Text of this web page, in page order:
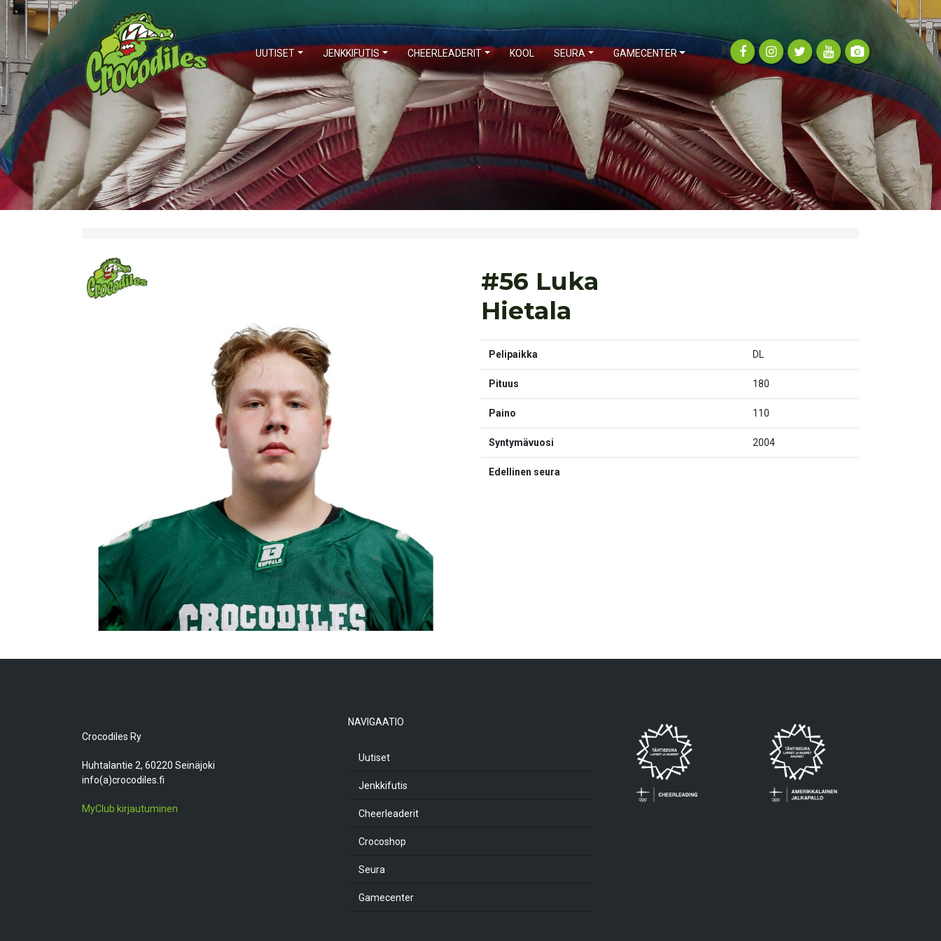
UUTISET JENKKIFUTIS CHEERLEADERIT KOOL SEURA GAMECENTER
#56 Luka
Hietala
Pelipaikka DL
Pituus 180
Paino 110
Syntymävuosi 2004
Edellinen seura
Crocodiles Ry
Huhtalantie 2, 60220 Seinäjoki
info(a)crocodiles.fi
MyClub kirjautuminen
NAVIGAATIO
Uutiset
Jenkkifutis
Cheerleaderit
Crocoshop
Seura
Gamecenter